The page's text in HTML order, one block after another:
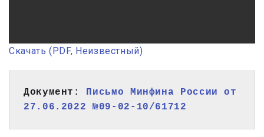
Скачать (PDF, Неизвестный)
Документ: Письмо Минфина России от
27.06.2022 №09-02-10/61712